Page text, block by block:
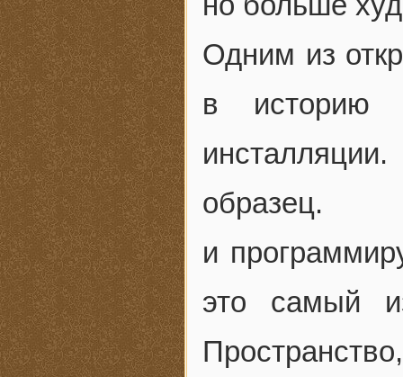
Одним из
в историю
образец.
и
это самый